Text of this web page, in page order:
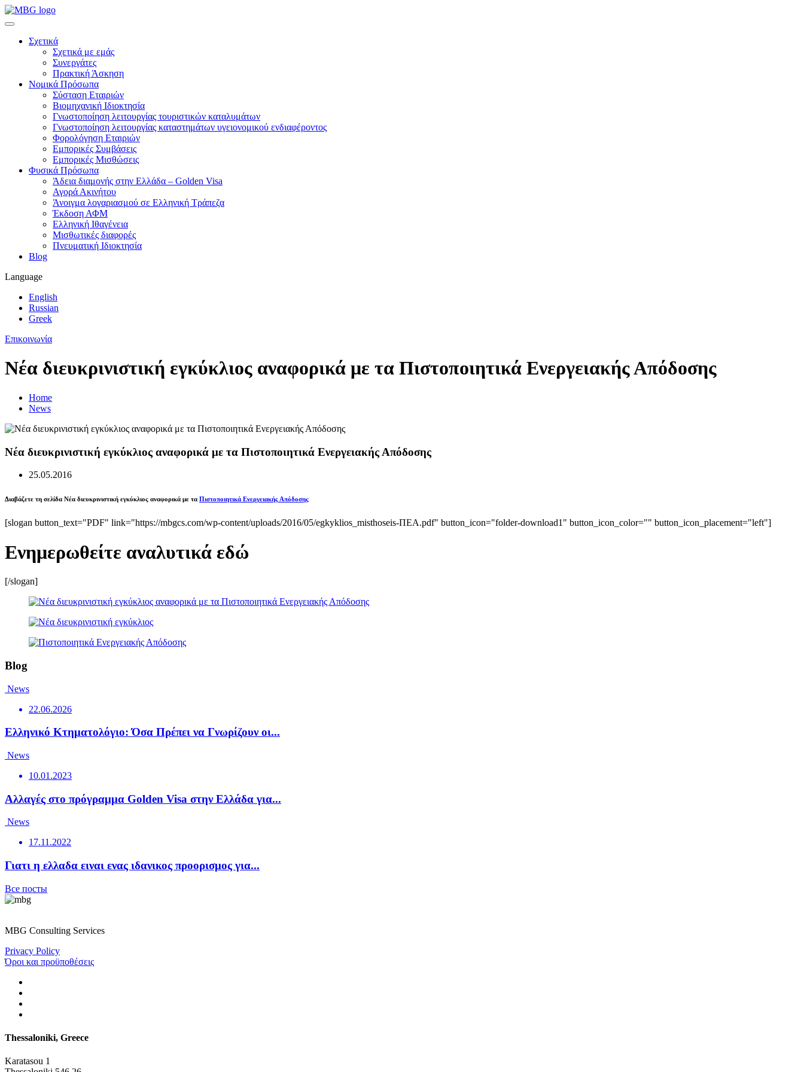
Σχετικά
Σχετικά με εμάς
Συνεργάτες
Πρακτική Άσκηση
Νομικά Πρόσωπα
Σύσταση Εταιριών
Βιομηχανική Ιδιοκτησία
Γνωστοποίηση λειτουργίας τουριστικών καταλυμάτων
Γνωστοποίηση λειτουργίας καταστημάτων υγειονομικού ενδιαφέροντος
Φορολόγηση Εταιριών
Εμπορικές Συμβάσεις
Εμπορικές Μισθώσεις
Φυσικά Πρόσωπα
Άδεια διαμονής στην Ελλάδα – Golden Visa
Αγορά Ακινήτου
Άνοιγμα λογαριασμού σε Ελληνική Τράπεζα
Έκδοση ΑΦΜ
Ελληνική Ιθαγένεια
Μισθωτικές διαφορές
Πνευματική Ιδιοκτησία
Blog
Language
English
Russian
Greek
Επικοινωνία
Νέα διευκρινιστική εγκύκλιος αναφορικά με τα Πιστοποιητικά Ενεργειακής Απόδοσης
Home
News
Νέα διευκρινιστική εγκύκλιος αναφορικά με τα Πιστοποιητικά Ενεργειακής Απόδοσης
25.05.2016
Διαβάζετε τη σελίδα Νέα διευκρινιστική εγκύκλιος αναφορικά με τα Πιστοποιητικά Ενεργειακής Απόδοσης
[slogan button_text="PDF" link="https://mbgcs.com/wp-content/uploads/2016/05/egkyklios_misthoseis-ΠΕΑ.pdf" button_icon="folder-download1" button_icon_color="" button_icon_placement="left"]
Ενημερωθείτε αναλυτικά εδώ
[/slogan]
Blog
News
22.06.2026
Ελληνικό Κτηματολόγιο: Όσα Πρέπει να Γνωρίζουν οι...
News
10.01.2023
Αλλαγές στο πρόγραμμα Golden Visa στην Ελλάδα για...
News
17.11.2022
Γιατι η ελλαδα ειναι ενας ιδανικος προορισμος για...
Все посты
MBG Consulting Services
Privacy Policy
Όροι και προϋποθέσεις
Thessaloniki, Greece
Karatasou 1